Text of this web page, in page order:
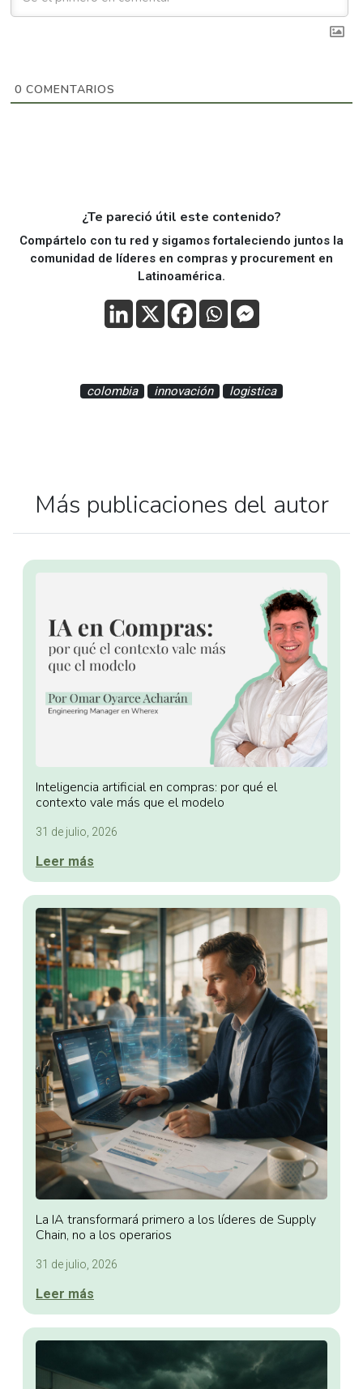
0 COMENTARIOS
¿Te pareció útil este contenido?
Compártelo con tu red y sigamos fortaleciendo juntos la
comunidad de líderes en compras y procurement en
Latinoamérica.
colombia innovación logistica
Más publicaciones del autor
Inteligencia artificial en compras: por qué el
contexto vale más que el modelo
31 de julio, 2026
Leer más
La IA transformará primero a los líderes de Supply
Chain, no a los operarios
31 de julio, 2026
Leer más